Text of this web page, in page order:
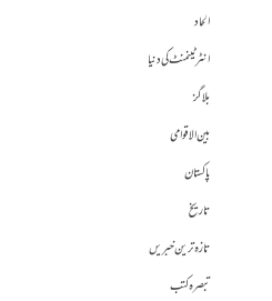
الحاد
انٹرٹینمنٹ کی دنیا
بلاگز
بین الاقوامی
پاکستان
تاریخ
تازہ ترین خبریں
تبصرہ کتب